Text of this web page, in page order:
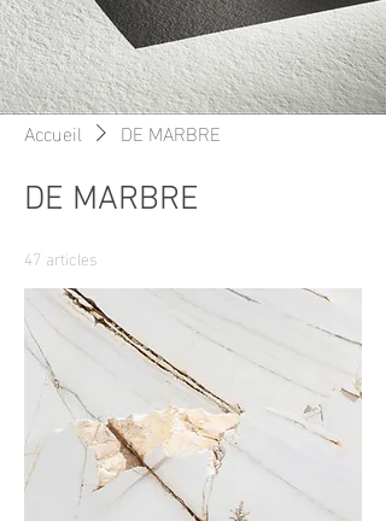
Accueil DE MARBRE
DE MARBRE
47 articles